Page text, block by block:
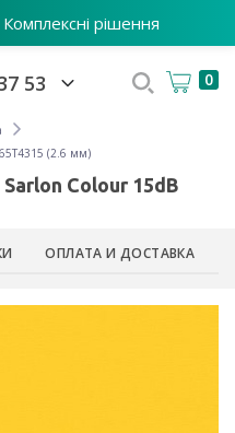
рішення
53 0
(2.6 мм)
Colour 15dB
ОПЛАТА И ДОСТАВКА